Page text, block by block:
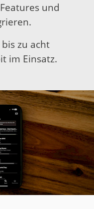
und
zu acht
im Einsatz.